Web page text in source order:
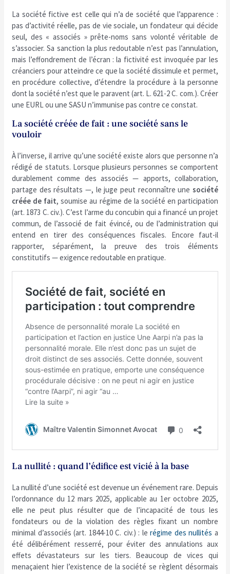
La société fictive est celle qui n’a de société que l’apparence :
pas d’activité réelle, pas de vie sociale, un fondateur qui décide
seul, des « associés » prête-noms sans volonté véritable de
s’associer. Sa sanction la plus redoutable n’est pas l’annulation,
mais l’effondrement de l’écran : la fictivité est invoquée par les
créanciers pour atteindre ce que la société dissimule et permet,
en procédure collective, d’étendre la procédure à la personne
dont la société n’est que le paravent (art. L. 621-2 C. com.). Créer
une EURL ou une SASU n’immunise pas contre ce constat.
La société créée de fait : une société sans le
vouloir
À l’inverse, il arrive qu’une société existe alors que personne n’a
rédigé de statuts. Lorsque plusieurs personnes se comportent
durablement comme des associés — apports, collaboration,
partage des résultats —, le juge peut reconnaître une société
créée de fait, soumise au régime de la société en participation
(art. 1873 C. civ.). C’est l’arme du concubin qui a financé un projet
commun, de l’associé de fait évincé, ou de l’administration qui
entend en tirer des conséquences fiscales. Encore faut-il
rapporter, séparément, la preuve des trois éléments
constitutifs — exigence redoutable en pratique.
La nullité : quand l’édifice est vicié à la base
La nullité d’une société est devenue un événement rare. Depuis
l’ordonnance du 12 mars 2025, applicable au 1er octobre 2025,
elle ne peut plus résulter que de l’incapacité de tous les
fondateurs ou de la violation des règles fixant un nombre
minimal d’associés (art. 1844-10 C. civ.) : lerégime des nullités a
été délibérément resserré, pour éviter des annulations aux
effets dévastateurs sur les tiers. Beaucoup de vices qui
menaçaient hier l’existence de la société se règlent désormais